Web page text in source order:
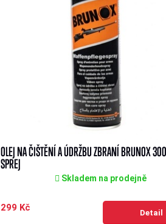
OLEJ NA ČIŠTĚNÍ A ÚDRŽBU ZBRANÍ BRUNOX
SPREJ
Skladem na prodejně
299 Kč Detail